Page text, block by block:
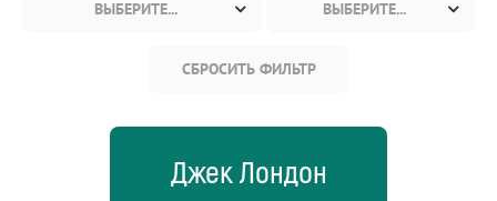
ВЫБЕРИТЕ... ВЫБЕРИТЕ...
СБРОСИТЬ ФИЛЬТР
Джек Лондон